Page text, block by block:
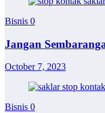
Bisnis 0
Jangan
October 7, 2023
Bisnis 0